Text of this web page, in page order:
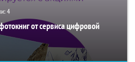
4
от сервиса цифровой